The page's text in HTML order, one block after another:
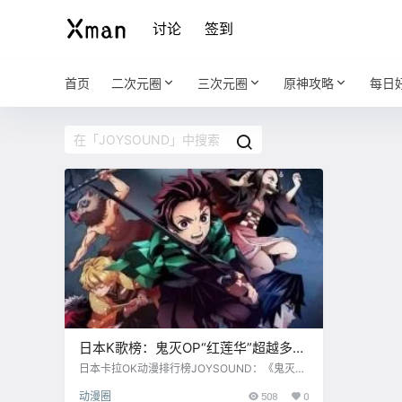
讨论 签到
首页 二次元圈 三次元圈 原神攻略 每日
日本K歌榜：鬼灭OP“红莲华”超越多年
冠军EVA“残酷天使的行动纲领”
日本卡拉OK动漫排行榜JOYSOUND：《鬼灭之
音战士》“残酷天使的行动纲领” JOYSOUND是
动漫圈 508 0